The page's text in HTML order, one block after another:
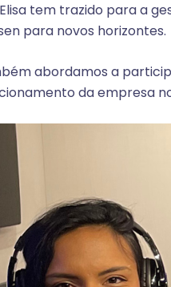
tem trazido para a
para novos horizontes.
abordamos a
da empresa